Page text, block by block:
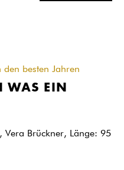
besten Jahren
WAS EIN
Vera Brückner, Länge: 95